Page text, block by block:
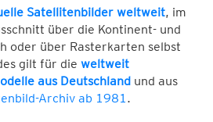
Satellitenbilder weltweit, im
über die Kontinent- und
oder über Rasterkarten selbst
gilt für die weltweit
aus Deutschland und aus
Archiv ab 1981 .